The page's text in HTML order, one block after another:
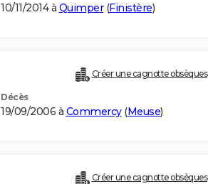
10/11/2014 à Quimper(Finistère)
Créer une cagnotte obsèques
Décès
19/09/2006 à Commercy(Meuse)
Créer une cagnotte obsèques